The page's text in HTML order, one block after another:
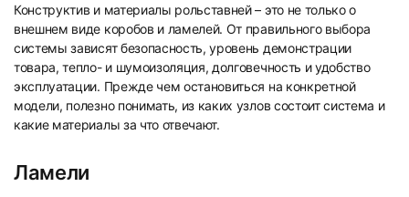
Конструктив и материалы рольставней – это не только о
внешнем виде коробов и ламелей. От правильного выбора
системы зависят безопасность, уровень демонстрации
товара, тепло- и шумоизоляция, долговечность и удобство
эксплуатации. Прежде чем остановиться на конкретной
модели, полезно понимать, из каких узлов состоит система и
какие материалы за что отвечают.
Ламели